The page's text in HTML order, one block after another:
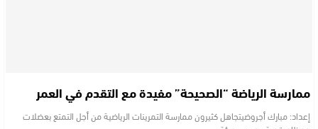
ممارسة الرياضة “الصحيحة” مفيدة مع التقدم في العمر
إعداد: مبارك أجروضيتجاهل كثيرون ممارسة التمرينات الرياضية من أجل التمتع بعضلات